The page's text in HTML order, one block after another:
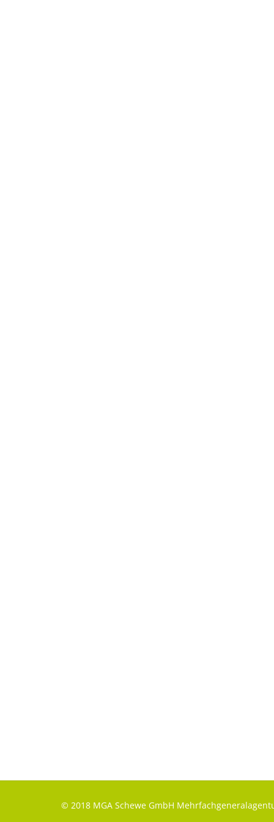
© 2018 MGA Schewe GmbH